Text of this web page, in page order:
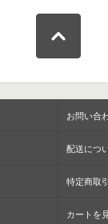
お問い合
配送につ
特定商取
カートを